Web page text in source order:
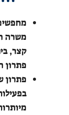
משרה
קצר,
פתרון
פתרון